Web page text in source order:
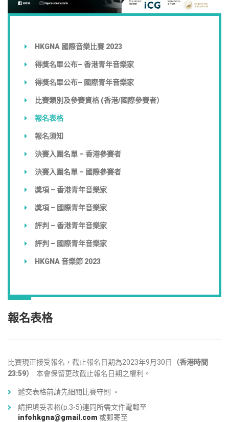
HKGNA 國際音樂比賽 2023
得獎名單公布– 香港青年音樂家
得獎名單公布– 國際青年音樂家
比賽類別及參賽資格 (香港/國際參賽者）
報名表格
報名須知
決賽入圍名單 – 香港參賽者
決賽入圍名單 – 國際參賽者
獎項 – 香港青年音樂家
獎項 – 國際青年音樂家
評判 – 香港青年音樂家
評判 – 國際青年音樂家
HKGNA 音樂節 2023
報名表格
比賽現正接受報名，截止報名日期為2023年9月30日
（香港時間
23:59）
. 本會保留更改截止報名日期之權利。
遞交表格前請先細閱 比賽守則
。
請把填妥表格(p.3-5)連同所需文件電郵至
infohkgna@gmail.com 或郵寄至